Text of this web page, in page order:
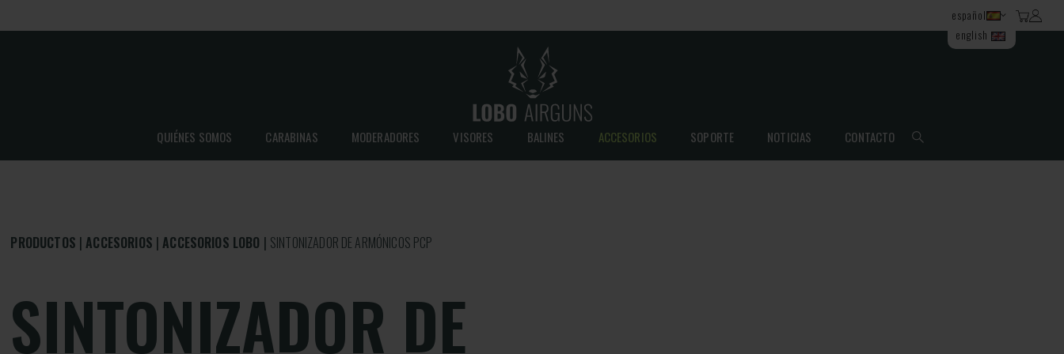
español
english
QUIÉNES SOMOS CARABINAS MODERADORES VISORES BALINES ACCESORIOS SOPORTE NOTICIAS CONTACTO
PRODUCTOS ACCESORIOS ACCESORIOS LOBO SINTONIZADOR DE ARMÓNICOS PCP
SINTONIZADOR DE